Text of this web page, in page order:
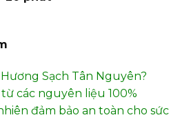
Sạch Tân Nguyên?
các nguyên liệu 100%
đảm bảo an toàn cho sức